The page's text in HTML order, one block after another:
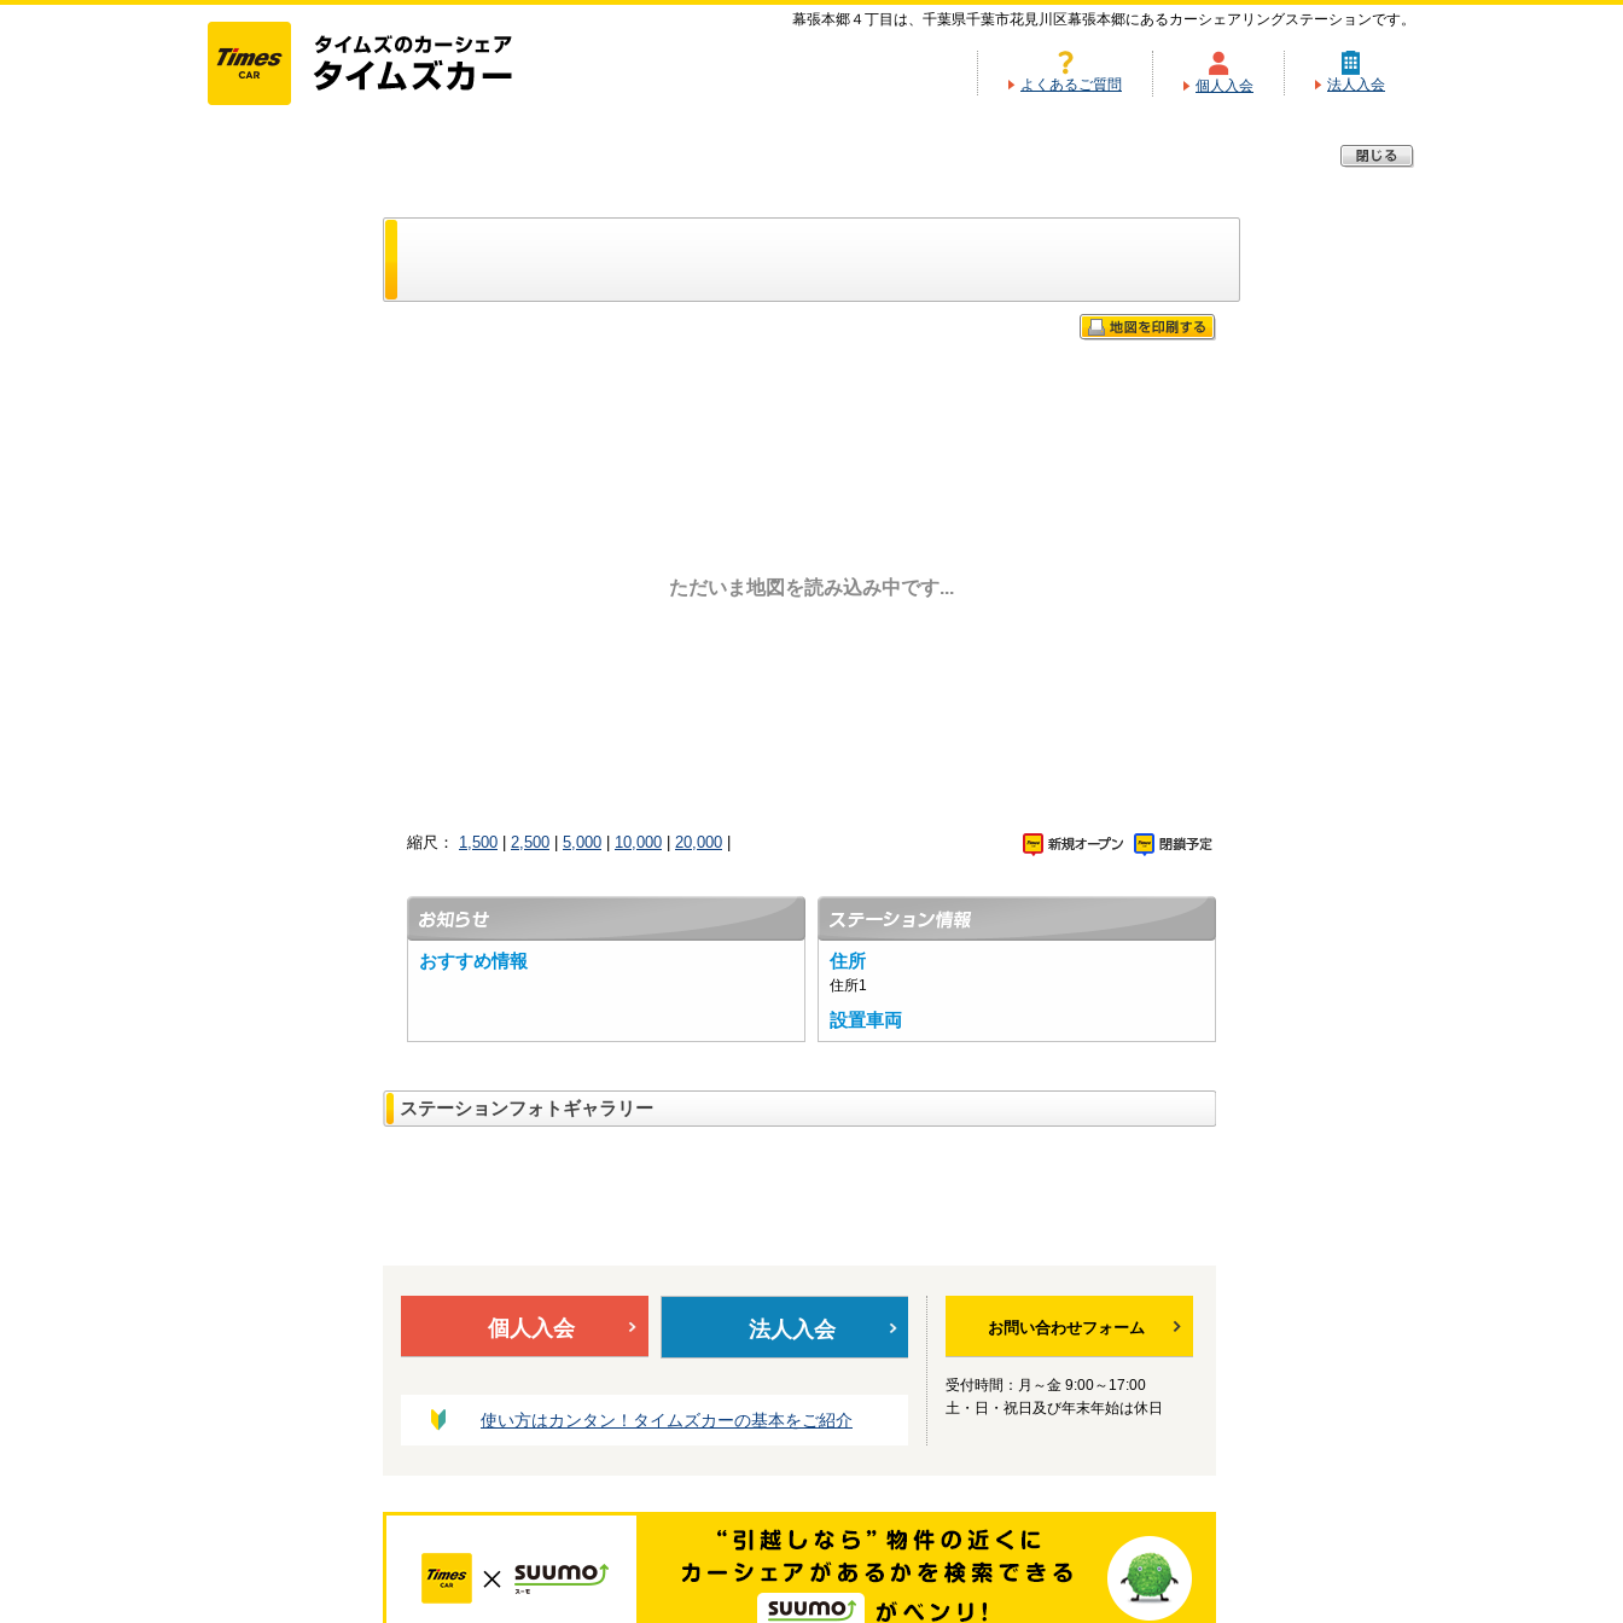
幕張本郷４丁目は、千葉県千葉市花見川区幕張本郷にあるカーシェアリングステーションです。
よくあるご質問 個人入会 法人入会
ただいま地図を読み込み中です...
縮尺： 1,500 2,500 5,000 10,000 20,000
おすすめ情報 住所
住所1
設置車両
ステーションフォトギャラリー
個人入会 法人入会
使い方はカンタン！タイムズカーの基本をご紹介
お問い合わせフォーム
受付時間：月～金 9:00～17:00
土・日・祝日及び年末年始は休日